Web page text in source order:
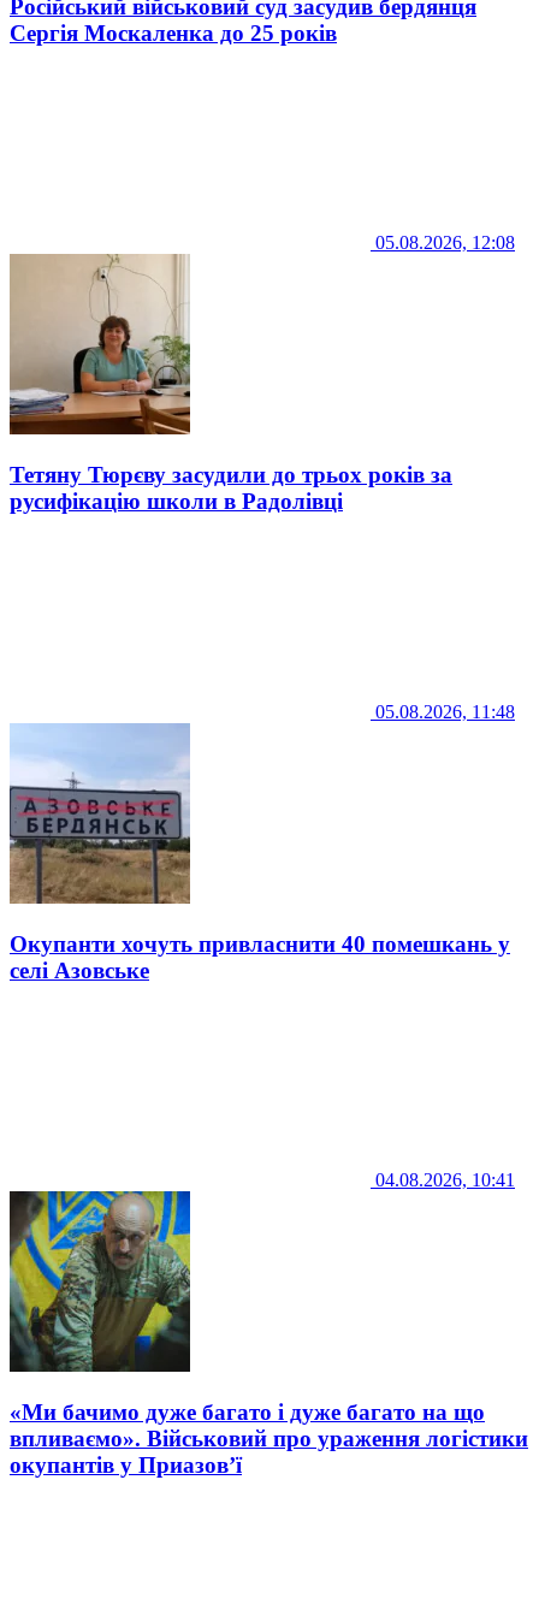
Російський військовий суд засудив бердянця
Сергія Москаленка до 25 років
05.08.2026, 12:08
Тетяну Тюрєву засудили до трьох років за
русифікацію школи в Радолівці
05.08.2026, 11:48
Окупанти хочуть привласнити 40 помешкань у
селі Азовське
04.08.2026, 10:41
«Ми бачимо дуже багато і дуже багато на що
впливаємо». Військовий про ураження логістики
окупантів у Приазов’ї